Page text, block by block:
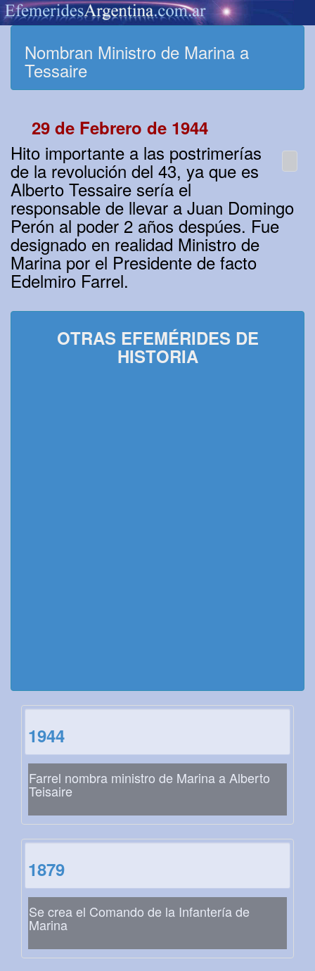
Nombran Ministro de Marina a
Tessaire
29 de Febrero de 1944
Hito importante a las postrimerías
de la revolución del 43, ya que es
Alberto Tessaire sería el
responsable de llevar a Juan Domingo
Perón al poder 2 años despúes. Fue
designado en realidad Ministro de
Marina por el Presidente de facto
Edelmiro Farrel.
OTRAS EFEMÉRIDES DE
HISTORIA
1944
Farrel nombra ministro de Marina a Alberto
Teisaire
1879
Se crea el Comando de la Infantería de
Marina